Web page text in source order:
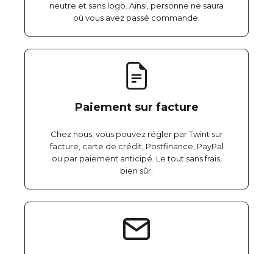
neutre et sans logo. Ainsi, personne ne saura
où vous avez passé commande.
Paiement sur facture
Chez nous, vous pouvez régler par Twint sur
facture, carte de crédit, Postfinance, PayPal
ou par paiement anticipé. Le tout sans frais,
bien sûr.